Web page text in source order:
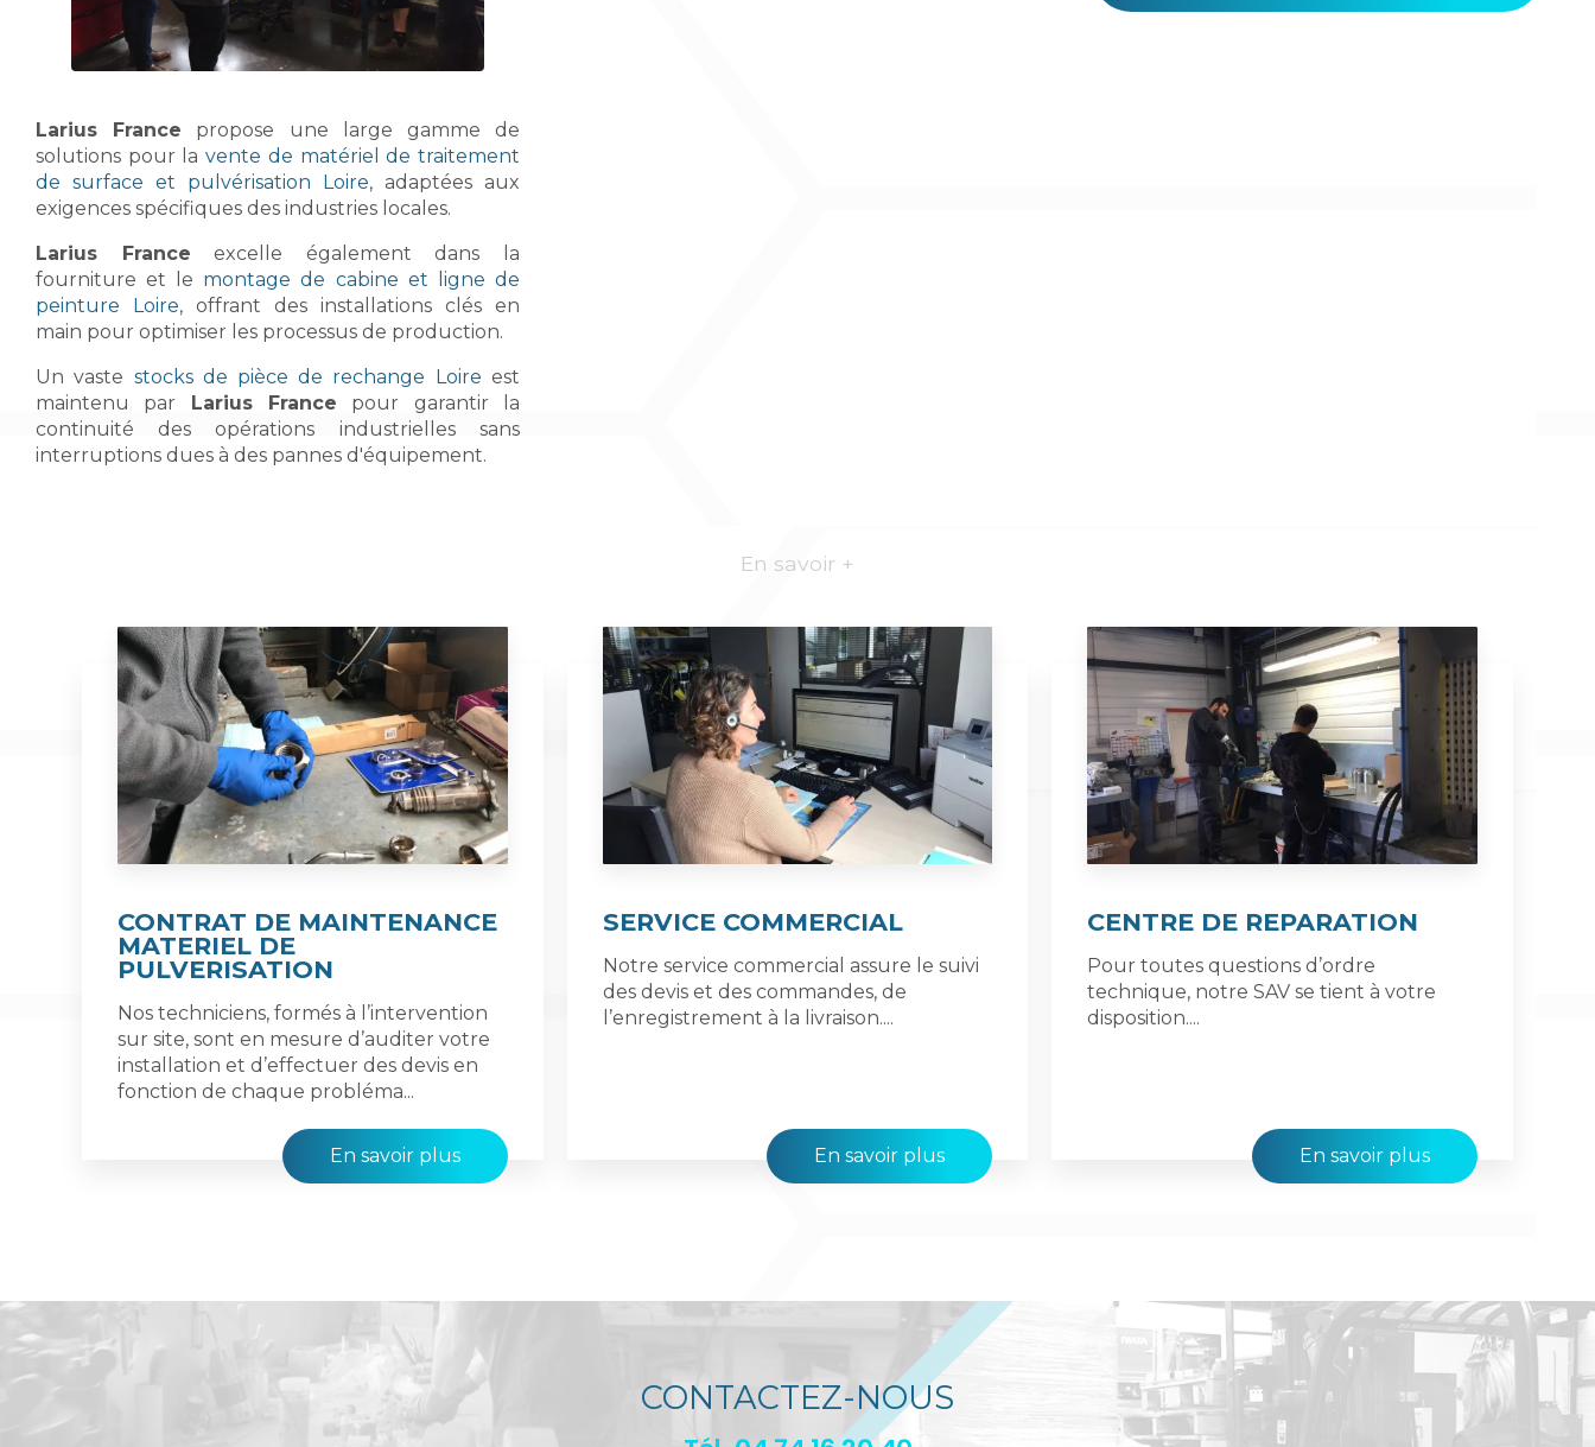
Larius France propose une large gamme de
solutions pour lavente de matériel de traitement
de surface et pulvérisation Loire, adaptées aux
exigences spécifiques des industries locales.
Larius France excelle également dans la
fourniture et le montage de cabine et ligne de
peinture Loire, offrant des installations clés en
main pour optimiser les processus de production.
Un vaste stocks de pièce de rechange Loire est
maintenu par Larius France pour garantir la
continuité des opérations industrielles sans
interruptions dues à des pannes d'équipement.
En savoir +
CONTRAT DE MAINTENANCE
MATERIEL DE
PULVERISATION
Nos techniciens, formés à l’intervention
sur site, sont en mesure d’auditer votre
installation et d’effectuer des devis en
fonction de chaque probléma...
En savoir plus
SERVICE COMMERCIAL
Notre service commercial assure le suivi
des devis et des commandes, de
l’enregistrement à la livraison....
En savoir plus
CENTRE DE REPARATION
Pour toutes questions d’ordre
technique, notre SAV se tient à votre
disposition....
En savoir plus
CONTACTEZ-NOUS